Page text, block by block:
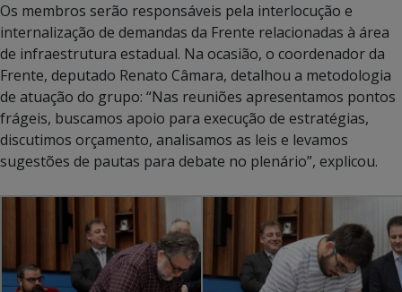
Os membros serão responsáveis pela interlocução e
internalização de demandas da Frente relacionadas à área
de infraestrutura estadual. Na ocasião, o coordenador da
Frente, deputado Renato Câmara, detalhou a metodologia
de atuação do grupo: “Nas reuniões apresentamos pontos
frágeis, buscamos apoio para execução de estratégias,
discutimos orçamento, analisamos as leis e levamos
sugestões de pautas para debate no plenário”, explicou.